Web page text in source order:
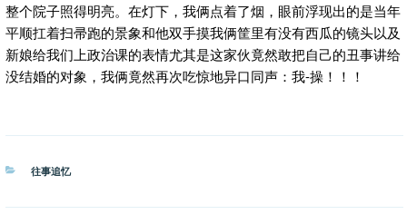
整个院子照得明亮。在灯下，我俩点着了烟，眼前浮现出的是当年
平顺扛着扫帚跑的景象和他双手摸我俩筐里有没有西瓜的镜头以及
新娘给我们上政治课的表情尤其是这家伙竟然敢把自己的丑事讲给
没结婚的对象，我俩竟然再次吃惊地异口同声：我-操！！！
分
往事追忆